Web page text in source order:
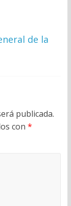
de la
publicada.
con *